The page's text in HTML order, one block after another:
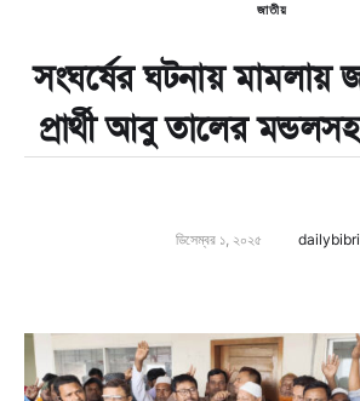
জাতীয়
সংঘর্ষের ঘটনায় মামলায়
প্রার্থী আবু তালের মন্ডলসহ
ডিসেম্বর ১, ২০২৫